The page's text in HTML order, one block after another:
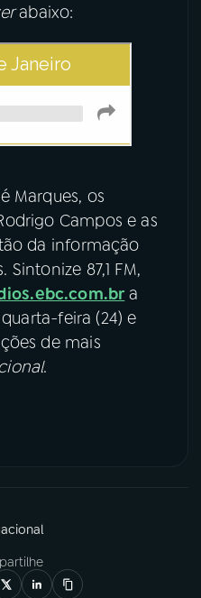
abaixo:
Marques, os
Campos e as
da informação
87,1 FM,
a
feira (24) e
de mais
.